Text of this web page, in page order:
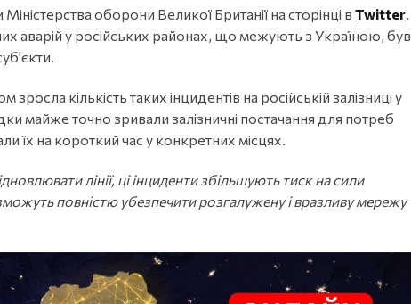
оборони Великої Британії на сторінці в Twitter.
аварій у російських районах, що межують з Україною, був
кількість таких інцидентів на російській залізниці у
майже точно зривали залізничні постачання для потреб
їх на короткий час у конкретних місцях.
лінії, ці інциденти збільшують тиск на сили
повністю убезпечити розгалужену і вразливу мережу